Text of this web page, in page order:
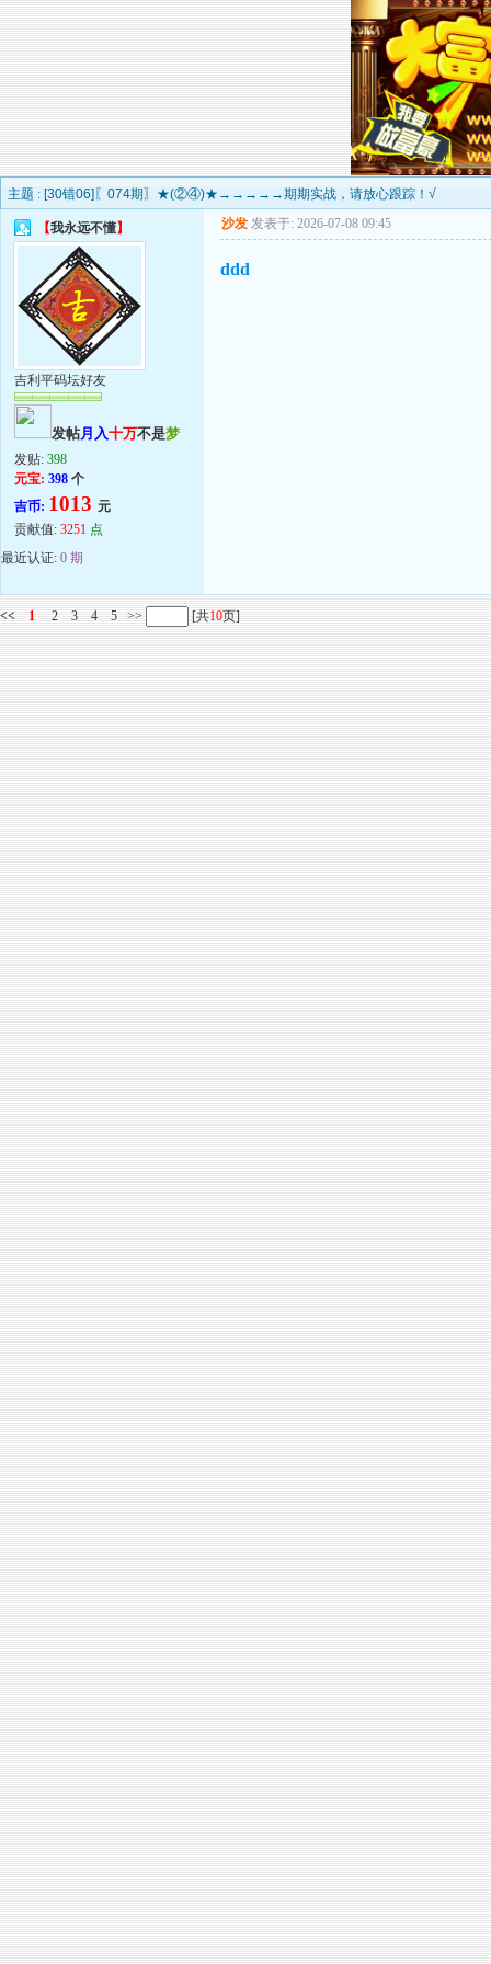
主题 : [30错06]〖074期〗★(②④)★→→→→→期期实战，请放心跟踪！√
【我永远不懂】
吉利平码坛好友
发帖月入十万不是梦
发贴: 398
元宝: 398 个
吉币: 1013 元
贡献值: 3251 点
最近认证: 0 期
沙发 发表于: 2026-07-08 09:45
ddd
<< 1 2 3 4 5 >> [共10页]